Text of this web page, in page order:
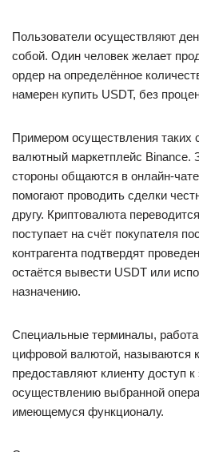
Пользователи осуществляют
собой. Один человек желает
ордер на определённое
намерен купить USDT, без
Примером осуществления таких
валютный маркетплейс Binance.
стороны общаются в онлайн-
помогают проводить сделки
другу. Криптовалюта
поступает на счёт покупателя
контрагента подтвердят
остаётся вывести USDT или
назначению.
Специальные терминалы,
цифровой валютой, называются
предоставляют клиенту доступ
осуществлению выбранной
имеющемуся функционалу.